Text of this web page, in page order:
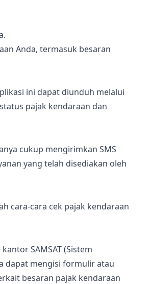
Anda, termasuk besaran
ini dapat diunduh melalui
pajak kendaraan dan
cukup mengirimkan SMS
yang telah disediakan oleh
cara-cara cek pajak kendaraan
SAMSAT (Sistem
dapat mengisi formulir atau
besaran pajak kendaraan